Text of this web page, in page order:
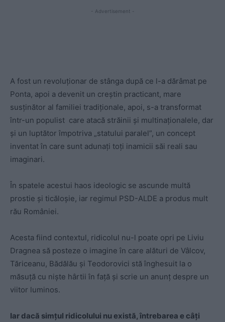
- Advertisement -
A fost un revoluționar de stânga după ce l-a dărâmat pe
Ponta, apoi a devenit un creștin practicant, mare
susținător al familiei tradiționale, apoi, s-a transformat
într-un populist care atacă străinii și multinaționalele, dar
și un luptător împotriva „statului paralel”, un concept
inventat în care sunt adunați toți inamicii săi reali sau
imaginari.
În spatele acestui haos ideologic se ascunde multă
prostie și ticăloșie, iar regimul PSD-ALDE a produs mult
rău României.
Acesta fiind contextul, ridicolul nu-l poate opri pe Liviu
Dragnea să posteze o imagine în care alături de Vâlcov,
Tăriceanu, Bădălău și Teodorovici stă înghesuit la o
măsuță cu niște hârtii în față și scrie un anunț despre un
viitor luminos.
Iar dacă simțul ridicolului nu există, întrebarea e câți